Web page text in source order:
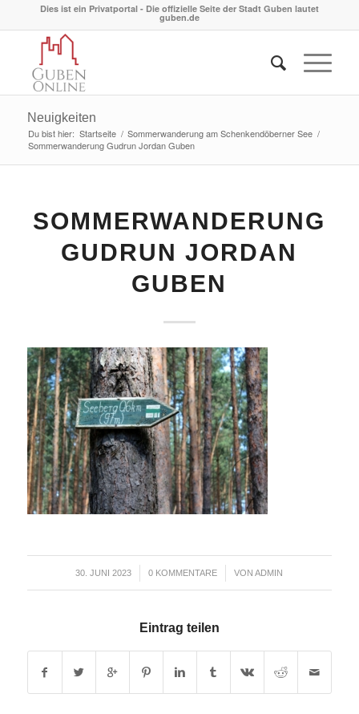
Dies ist ein Privatportal - Die offizielle Seite der Stadt Guben lautet
guben.de
Neuigkeiten
Du bist hier: Startseite / Sommerwanderung am Schenkendöberner See /
Sommerwanderung Gudrun Jordan Guben
SOMMERWANDERUNG
GUDRUN JORDAN
GUBEN
30. JUNI 2023
/ 0 KOMMENTARE
/ VONADMIN
Eintrag teilen